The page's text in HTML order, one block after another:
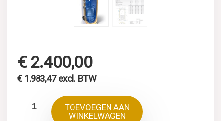
€2.400,00
€1.983,47 excl. BTW
TOEVOEGEN AAN
WINKELWAGEN